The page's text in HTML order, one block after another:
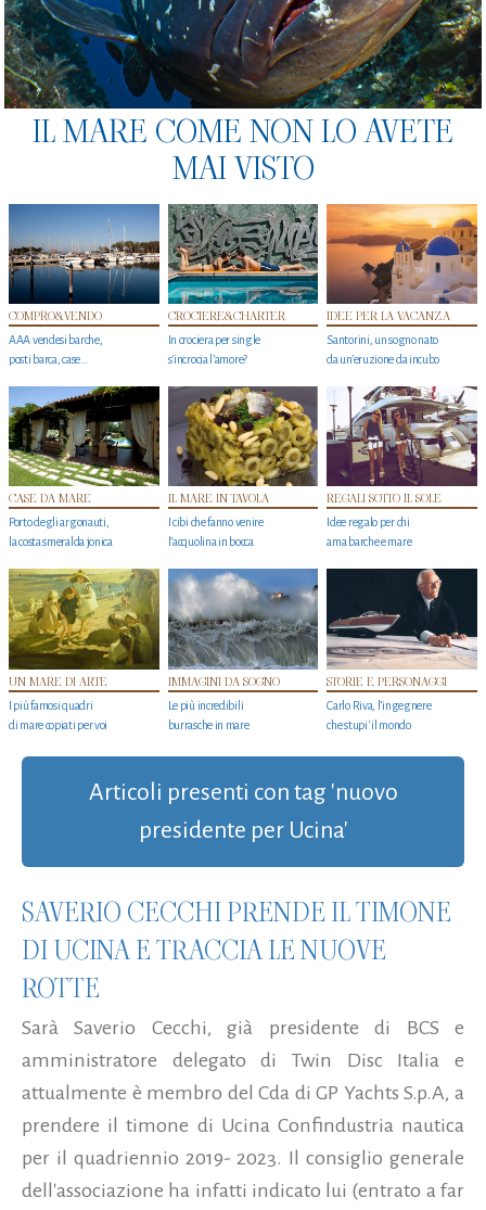
IL MARE COME NON LO AVETE
MAI VISTO
COMPRO&VENDO
AAA vendesi barche,
posti barca, case…
CROCIERE&CHARTER
In crociera per single
s'incrocia l’amore?
IDEE PER LA VACANZA
Santorini, un sogno nato
da un’eruzione da incubo
CASE DA MARE
Porto degli argonauti,
la costa smeralda jonica
IL MARE IN TAVOLA
I cibi che fanno venire
l’acquolina in bocca
REGALI SOTTO IL SOLE
Idee regalo per chi
ama barche e mare
UN MARE DI ARTE
I più famosi quadri
di mare copiati per voi
IMMAGINI DA SOGNO
Le più incredibili
burrasche in mare
STORIE E PERSONAGGI
Carlo Riva, l’ingegnere
che stupi' il mondo
Articoli presenti con tag 'nuovo
presidente per Ucina'
SAVERIO CECCHI PRENDE IL TIMONE
DI UCINA E TRACCIA LE NUOVE
ROTTE
Sarà Saverio Cecchi, già presidente di BCS e
amministratore delegato di Twin Disc Italia e
attualmente è membro del Cda di GP Yachts S.p.A, a
prendere il timone di Ucina Confindustria nautica
per il quadriennio 2019- 2023. Il consiglio generale
dell'associazione ha infatti indicato lui (entrato a far